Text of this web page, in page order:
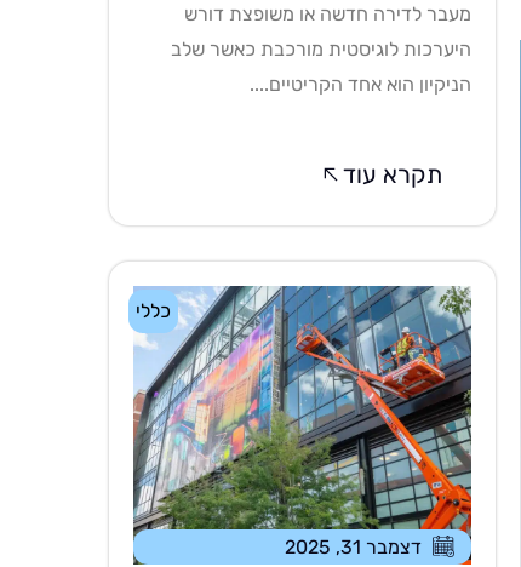
מעבר לדירה חדשה או משופצת דורש
היערכות לוגיסטית מורכבת כאשר שלב
הניקיון הוא אחד הקריטיים....
תקרא עוד
כללי
דצמבר 31, 2025